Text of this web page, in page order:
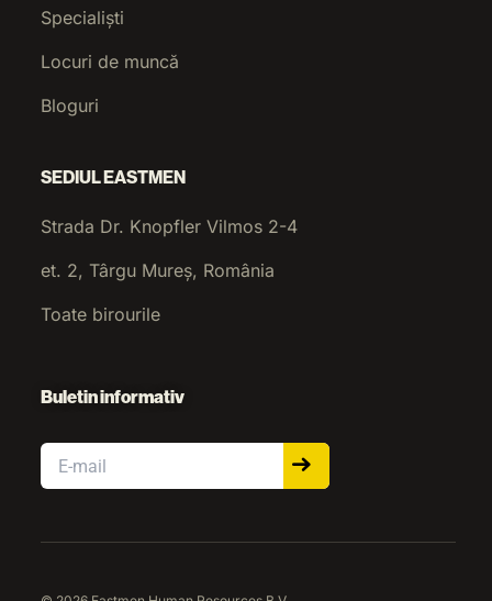
Specialiști
Locuri de muncă
Bloguri
SEDIUL EASTMEN
Strada Dr. Knopfler Vilmos 2-4
et. 2, Târgu Mureș, România
Toate birourile
Buletin informativ
Email